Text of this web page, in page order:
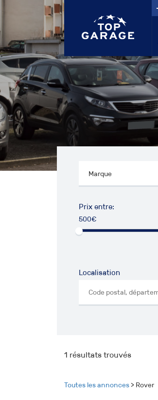
Prix entre:
500€
Localisation
1 résultats trouvés
Toutes les annonces > Rover